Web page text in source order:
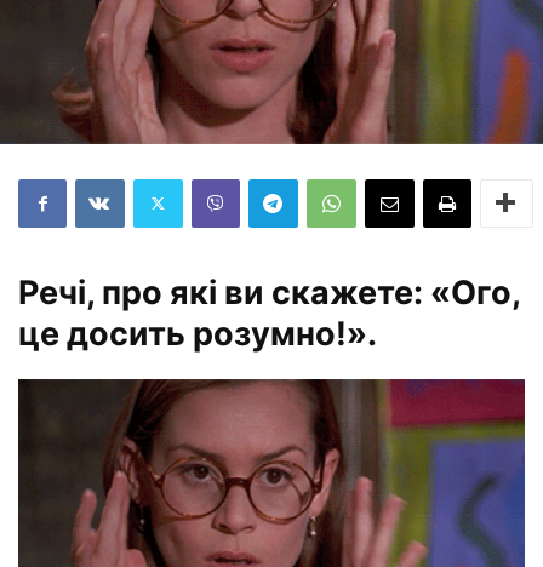
Речі, про які ви скажете: «Ого,
це досить розумно!».